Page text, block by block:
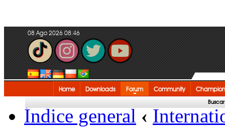
08 Ago 2026 08:46
Home Downloads Forum Community
Buscar
Índice general ‹